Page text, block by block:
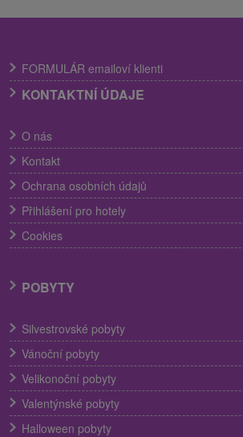
FORMULÁR emailoví klienti
KONTAKTNÍ ÚDAJE
O nás
Kontakt
Ochrana osobních údajů
Přihlášení pro hotely
Cookies
POBYTY
Silvestrovské pobyty
Vánoční pobyty
Velikonoční pobyty
Valentýnské pobyty
Halloween pobyty